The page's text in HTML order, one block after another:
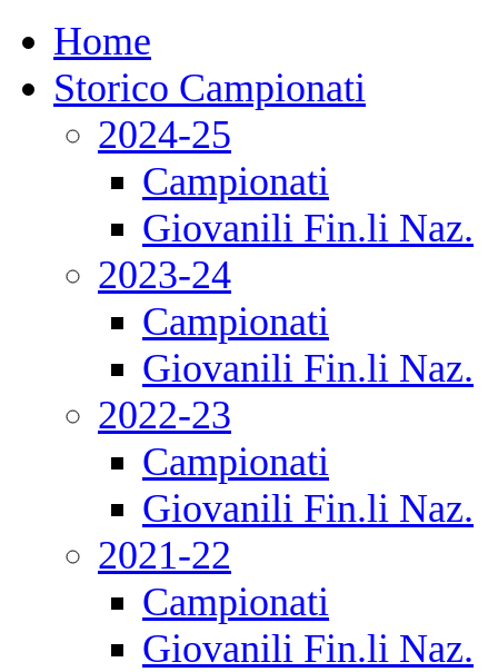
Home
Storico Campionati
2024-25
Campionati
Giovanili Fin.li Naz.
2023-24
Campionati
Giovanili Fin.li Naz.
2022-23
Campionati
Giovanili Fin.li Naz.
2021-22
Campionati
Giovanili Fin.li Naz.